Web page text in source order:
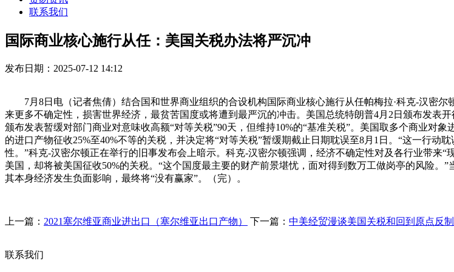
联系我们
国际商业核心施行从任：美国关税办法将严沉冲
发布日期：2025-07-12 14:12
7月8日电（记者焦倩）结合国和世界商业组织的合设机构国际商业核心施行从任帕梅拉·科克-汉密尔
来更多不确定性，损害世界经济，最贫苦国度或将遭到最严沉的冲击。美国总统特朗普4月2日颁布发表
颁布发表暂缓对部门商业对意味收高额“对等关税”90天，但维持10%的“基准关税”。美国取多个商业对
的进口产物征收25%至40%不等的关税，并决定将“对等关税”暂缓期截止日期耽误至8月1日。“这一行
性。”科克-汉密尔顿正在举行的旧事发布会上暗示。科克-汉密尔顿强调，经济不确定性对及各行业带来
美国，却将被美国征收50%的关税。“这个国度最主要的财产前景堪忧，面对得到数万工做岗亭的风险
其本身经济发生负面影响，最终将“没有赢家”。（完）。
上一篇： 2021塞尔维亚商业进出口（塞尔维亚出口产物） 下一篇： 中美经贸漫谈美国关税和回到原点反
联系我们